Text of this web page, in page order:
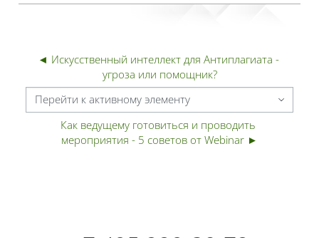
◄ Искусственный интеллект для Антиплагиата -
угроза или помощник?
Перейти к активному элементу
Как ведущему готовиться и проводить
мероприятия - 5 советов от Webinar ►